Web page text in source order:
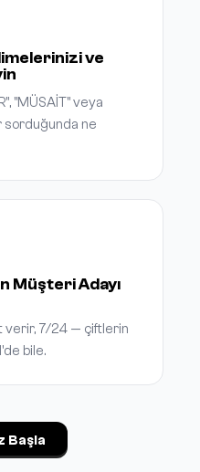
ve
"MÜSAİT" veya
sorduğunda ne
Müşteri Adayı
verir, 7/24 — çiftlerin
bile.
Başla